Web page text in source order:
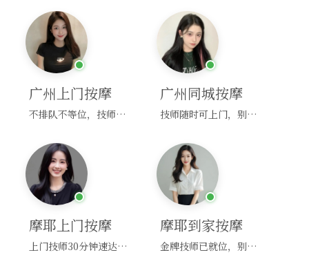
广州上门按摩
不排队不等位，技师直奔你家！
广州同城按摩
技师随时可上门，别啰嗦，赶紧约！
摩耶上门按摩
上门技师30分钟速达，别问，快约！
摩耶到家按摩
金牌技师已就位，别纠结，马上预约！